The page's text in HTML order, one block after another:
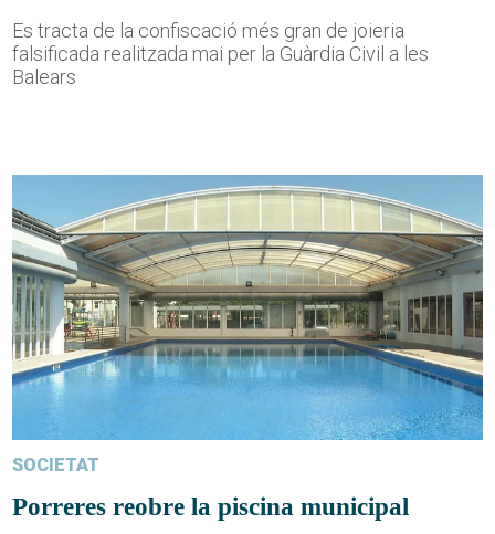
Es tracta de la confiscació més gran de joieria
falsificada realitzada mai per la Guàrdia Civil a les
Balears
SOCIETAT
Porreres reobre la piscina municipal